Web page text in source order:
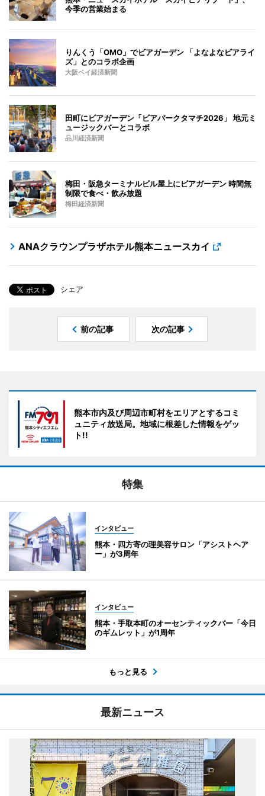
今季の営業始まる
りんくう「OMO」でビアガーデン 「よなよなビアライ
ズ」とのコラボ企画
大阪ベイ経済新聞
田町にビアガーデン「ビアパークタマチ2026」 地元ミ
ュージックバーとコラボ
品川経済新聞
梅田・阪急ターミナルビル屋上にビアガーデン 時間無
制限で食べ・飲み放題
梅田経済新聞
ANAクラウンプラザホテル熊本ニュースカイ
前の記事 次の記事
熊本市内及び周辺市町村をエリアとするコミ
ュニティ放送局。地域に根差した情報をゲッ
ト!!
特集
インタビュー
熊本・四方寄の理美容サロン「アシストヘア
ー」が3周年
インタビュー
熊本・手取本町のオーセンティックバー「今日
のギムレット」が1周年
もっと見る
最新ニュース